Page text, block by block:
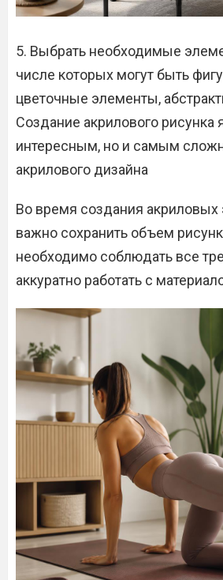
5. Выбрать необходимые
числе которых могут быть
цветочные элементы,
Создание акрилового
интересным, но и самым
акрилового дизайна
Во время создания акриловых
важно сохранить объем
необходимо соблюдать все
аккуратно работать с